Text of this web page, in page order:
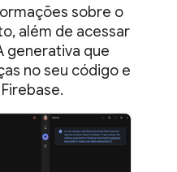
sobre o
além de acessar
generativa que
no seu código e